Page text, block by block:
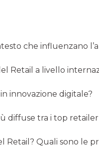
che influenzano
Retail a livello
innovazione digitale?
diffuse tra i top retailer
Retail? Quali sono le